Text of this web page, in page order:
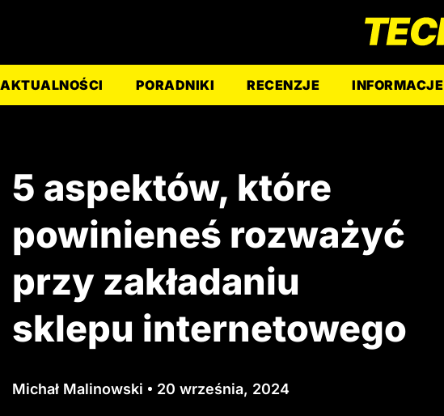
AKTUALNOŚCI PORADNIKI RECENZJE INFORMACJE
5 aspektów, które
powinieneś rozważyć
przy zakładaniu
sklepu internetowego
Michał Malinowski 20 września, 2024